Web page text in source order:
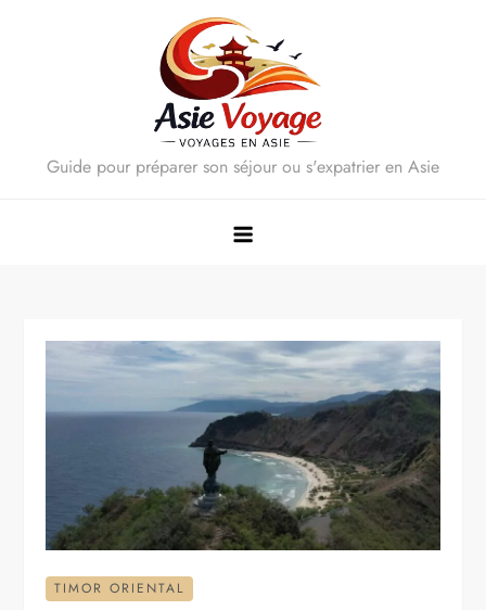
Guide pour préparer son séjour ou s'expatrier en Asie
TIMOR ORIENTAL